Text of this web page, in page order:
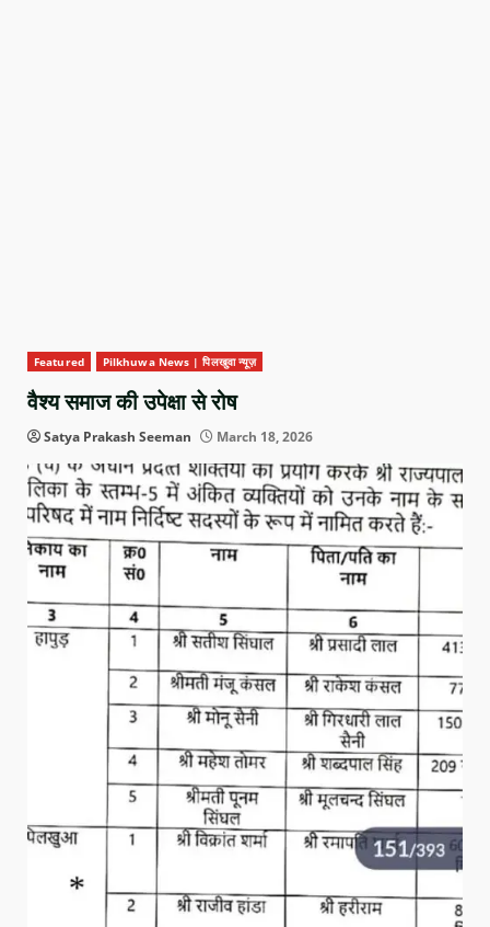
Featured Pilkhuwa News | पिलखुवा न्यूज़
वैश्य समाज की उपेक्षा से रोष
Satya Prakash Seeman March 18, 2026